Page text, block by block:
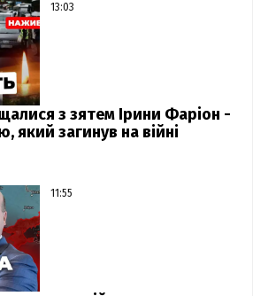
13:03
з зятем Ірини Фаріон -
який загинув на війні
11:55